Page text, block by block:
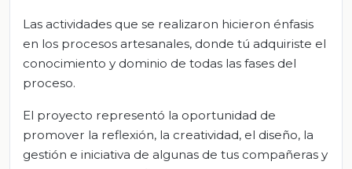
Las actividades que se realizaron hicieron énfasis
en los procesos artesanales, donde tú adquiriste el
conocimiento y dominio de todas las fases del
proceso.
El proyecto representó la oportunidad de
promover la reflexión, la creatividad, el diseño, la
gestión e iniciativa de algunas de tus compañeras y